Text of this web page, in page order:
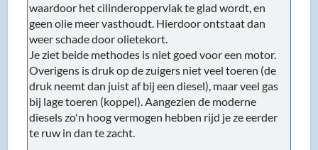
waardoor het cilinderoppervlak te glad wordt, en
geen olie meer vasthoudt. Hierdoor ontstaat dan
weer schade door olietekort.
Je ziet beide methodes is niet goed voor een motor.
Overigens is druk op de zuigers niet veel toeren (de
druk neemt dan juist af bij een diesel), maar veel gas
bij lage toeren (koppel). Aangezien de moderne
diesels zo'n hoog vermogen hebben rijd je ze eerder
te ruw in dan te zacht.